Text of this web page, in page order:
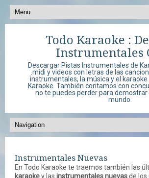
Todo Karaoke :
Instrumentales
Descargar Pistas Instrumentales de
.midi y videos con letras de las
instrumentales, la música y el
Karaoke. También contamos con
no te puedes perder para demostrar
mundo.
Instrumentales Nuevas
En Todo Karaoke te traemos también las
karaokey las instrumentales nuevasde los